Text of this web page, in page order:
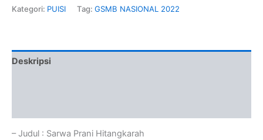
Kategori: PUISI Tag: GSMB NASIONAL 2022
Deskripsi
– Judul : Sarwa Prani Hitangkarah